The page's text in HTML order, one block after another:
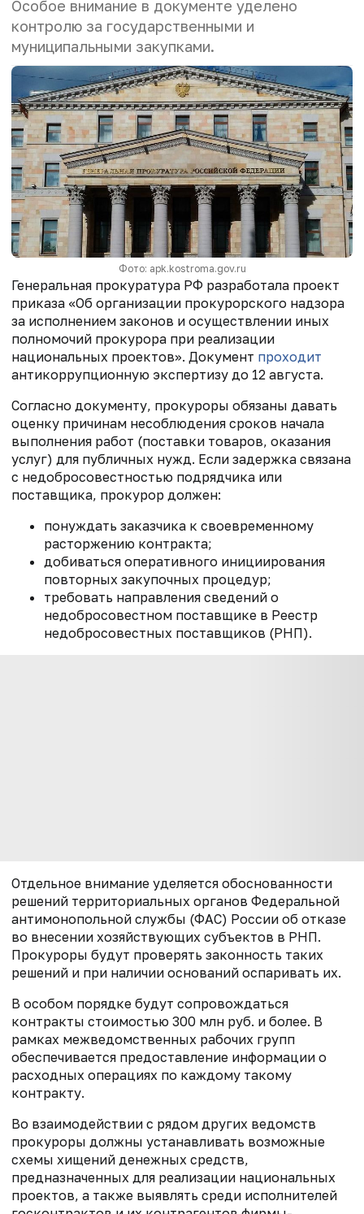
Особое внимание в документе уделено
контролю за государственными и
муниципальными закупками.
Фото: apk.kostroma.gov.ru
Генеральная прокуратура РФ разработала проект
приказа «Об организации прокурорского надзора
за исполнением законов и осуществлении иных
полномочий прокурора при реализации
национальных проектов». Документ проходит
антикоррупционную экспертизу до 12 августа.
Согласно документу, прокуроры обязаны давать
оценку причинам несоблюдения сроков начала
выполнения работ (поставки товаров, оказания
услуг) для публичных нужд. Если задержка связана
с недобросовестностью подрядчика или
поставщика, прокурор должен:
понуждать заказчика к своевременному
расторжению контракта;
добиваться оперативного инициирования
повторных закупочных процедур;
требовать направления сведений о
недобросовестном поставщике в Реестр
недобросовестных поставщиков (РНП).
Отдельное внимание уделяется обоснованности
решений территориальных органов Федеральной
антимонопольной службы (ФАС) России об отказе
во внесении хозяйствующих субъектов в РНП.
Прокуроры будут проверять законность таких
решений и при наличии оснований оспаривать их.
В особом порядке будут сопровождаться
контракты стоимостью 300 млн руб. и более. В
рамках межведомственных рабочих групп
обеспечивается предоставление информации о
расходных операциях по каждому такому
контракту.
Во взаимодействии с рядом других ведомств
прокуроры должны устанавливать возможные
схемы хищений денежных средств,
предназначенных для реализации национальных
проектов, а также выявлять среди исполнителей